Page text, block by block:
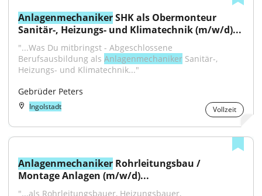
Anlagenmechaniker SHK als Obermonteur
Sanitär-, Heizungs- und Klimatechnik (m/w/d)...
"...Was Du mitbringst - Abgeschlossene
Berufsausbildung als Anlagenmechaniker Sanitär-,
Heizungs- und Klimatechnik..."
Gebrüder Peters
Ingolstadt Vollzeit
Anlagenmechaniker Rohrleitungsbau /
Montage Anlagen (m/w/d)...